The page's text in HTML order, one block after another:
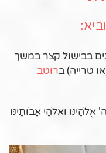
בבישול קצר במשך
רוטב
אֱלֹהֵינּו ואלֹהֵי אֲבֹותֵינּו